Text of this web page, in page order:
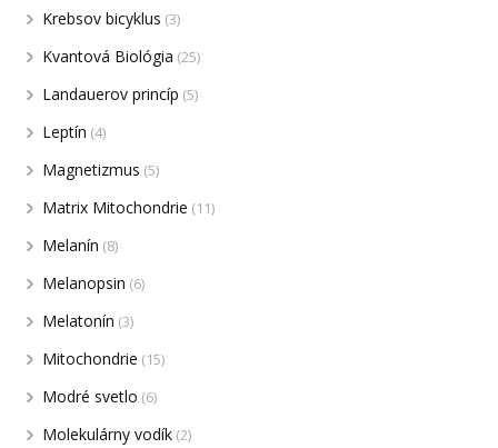
Krebsov bicyklus (3)
Kvantová Biológia (25)
Landauerov princíp (5)
Leptín (4)
Magnetizmus (5)
Matrix Mitochondrie (11)
Melanín (8)
Melanopsin (6)
Melatonín (3)
Mitochondrie (15)
Modré svetlo (6)
Molekulárny vodík (2)